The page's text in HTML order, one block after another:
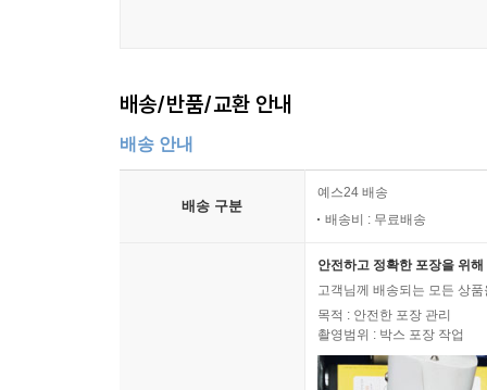
배송/반품/교환 안내
배송 안내
배송 구분
예스24 배송
배송비 : 무료배송
안전하고 정확한 포장을 위
고객님께 배송되는 모든 상
목적 : 안전한 포장 관리
촬영범위 : 박스 포장 작업